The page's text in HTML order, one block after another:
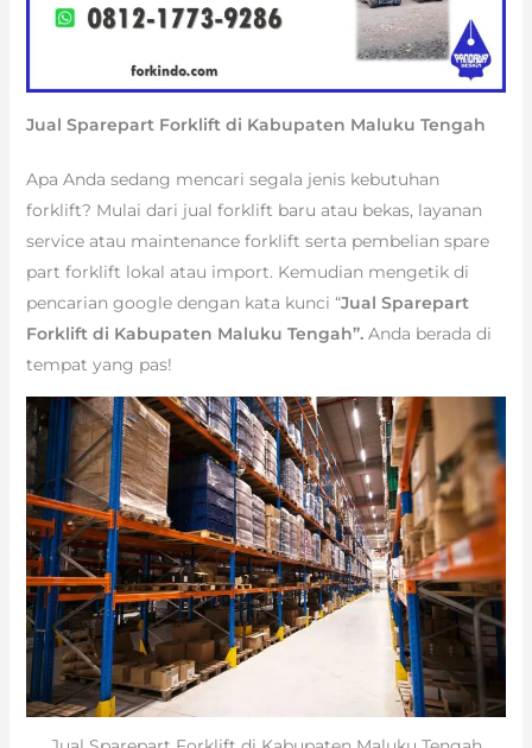
Jual Sparepart Forklift di Kabupaten Maluku Tengah
Apa Anda sedang mencari segala jenis kebutuhan
forklift? Mulai dari jual forklift baru atau bekas, layanan
service atau maintenance forklift serta pembelian spare
part forklift lokal atau import. Kemudian mengetik di
pencarian google dengan kata kunci “Jual Sparepart
Forklift di Kabupaten Maluku Tengah”. Anda berada di
tempat yang pas!